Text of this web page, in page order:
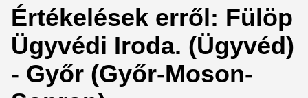
Értékelések erről: Fülöp
Ügyvédi Iroda. (Ügyvéd)
- Győr (Győr-Moson-